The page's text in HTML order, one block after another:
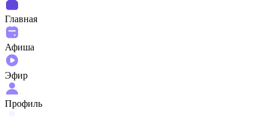
Главная
Афиша
Эфир
Профиль